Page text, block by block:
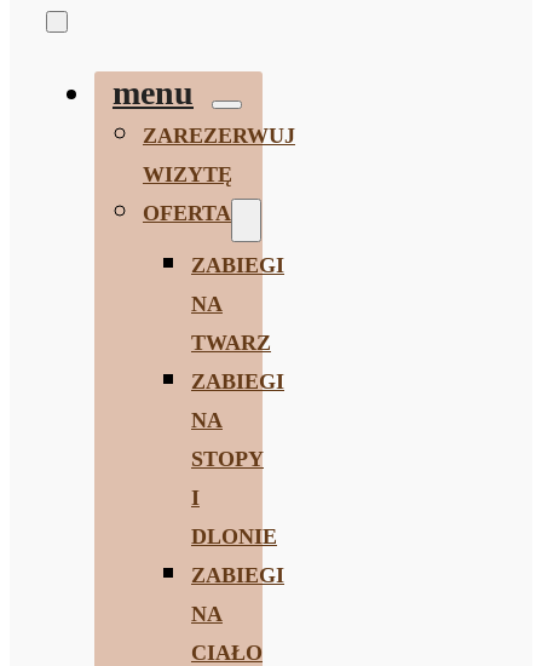
menu
ZAREZERWUJ
WIZYTĘ
OFERTA
ZABIEGI
NA
TWARZ
ZABIEGI
NA
STOPY
I
DLONIE
ZABIEGI
NA
CIAŁO